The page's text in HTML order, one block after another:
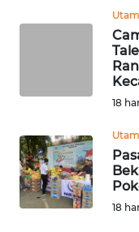
18
18
WN
WN
SUMBAR
WN